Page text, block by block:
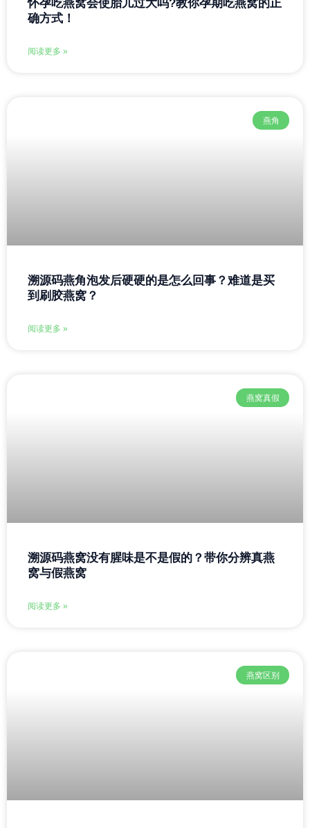
怀孕吃燕窝会使胎儿过大吗?教你孕期吃燕窝的正
确方式！
阅读更多 »
燕角
溯源码燕角泡发后硬硬的是怎么回事？难道是买
到刷胶燕窝？
阅读更多 »
燕窝真假
溯源码燕窝没有腥味是不是假的？带你分辨真燕
窝与假燕窝
阅读更多 »
燕窝区别